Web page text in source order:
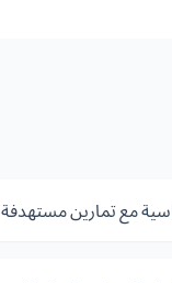
مع تمارين مستهدفة